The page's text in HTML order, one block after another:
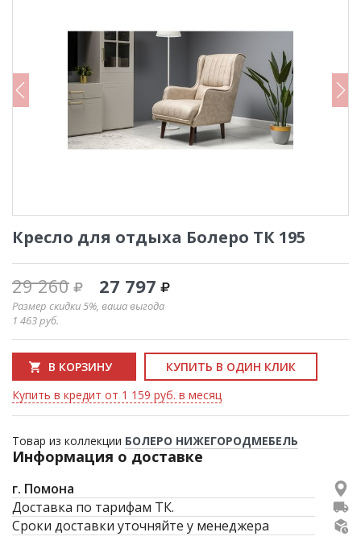
Кресло для отдыха Болеро ТК 195
29 260 27 797
Размер скидки 5%, ваша выгода
1 463руб.
В КОРЗИНУ
КУПИТЬ В ОДИН КЛИК
Купить в кредит от 1 159 руб. в месяц
Товар из коллекции БОЛЕРО НИЖЕГОРОДМЕБЕЛЬ
Информация о доставке
г. Помона
Доставка по тарифам ТК.
Сроки доставки уточняйте у менеджера